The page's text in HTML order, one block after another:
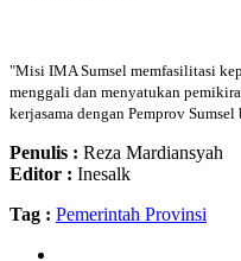
"Misi IMA Sumsel memfasilitasi
menggali dan menyatukan
kerjasama dengan Pemprov
Penulis : Reza Mardiansyah
Editor : Inesalk
Tag : Pemerintah Provinsi